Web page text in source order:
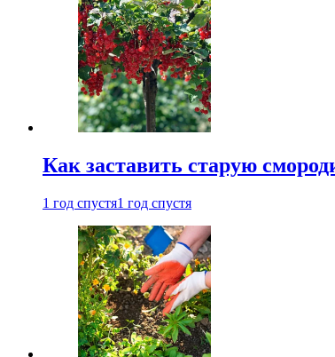
Как заставить старую
1 год спустя1 год спустя